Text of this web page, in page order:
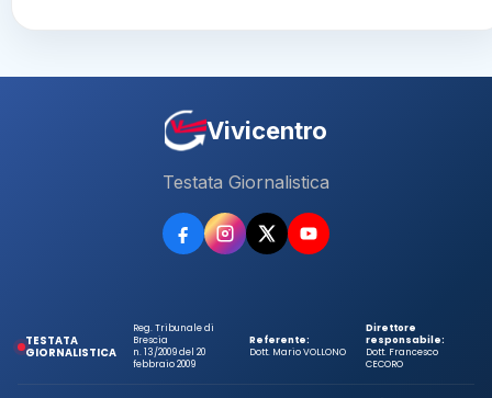
Vivicentro
Testata Giornalistica
TESTATA
GIORNALISTICA
Reg. Tribunale di
Brescia
n. 13/2009 del 20
febbraio 2009
Referente:
Dott. Mario VOLLONO
Direttore
responsabile:
Dott. Francesco
CECORO